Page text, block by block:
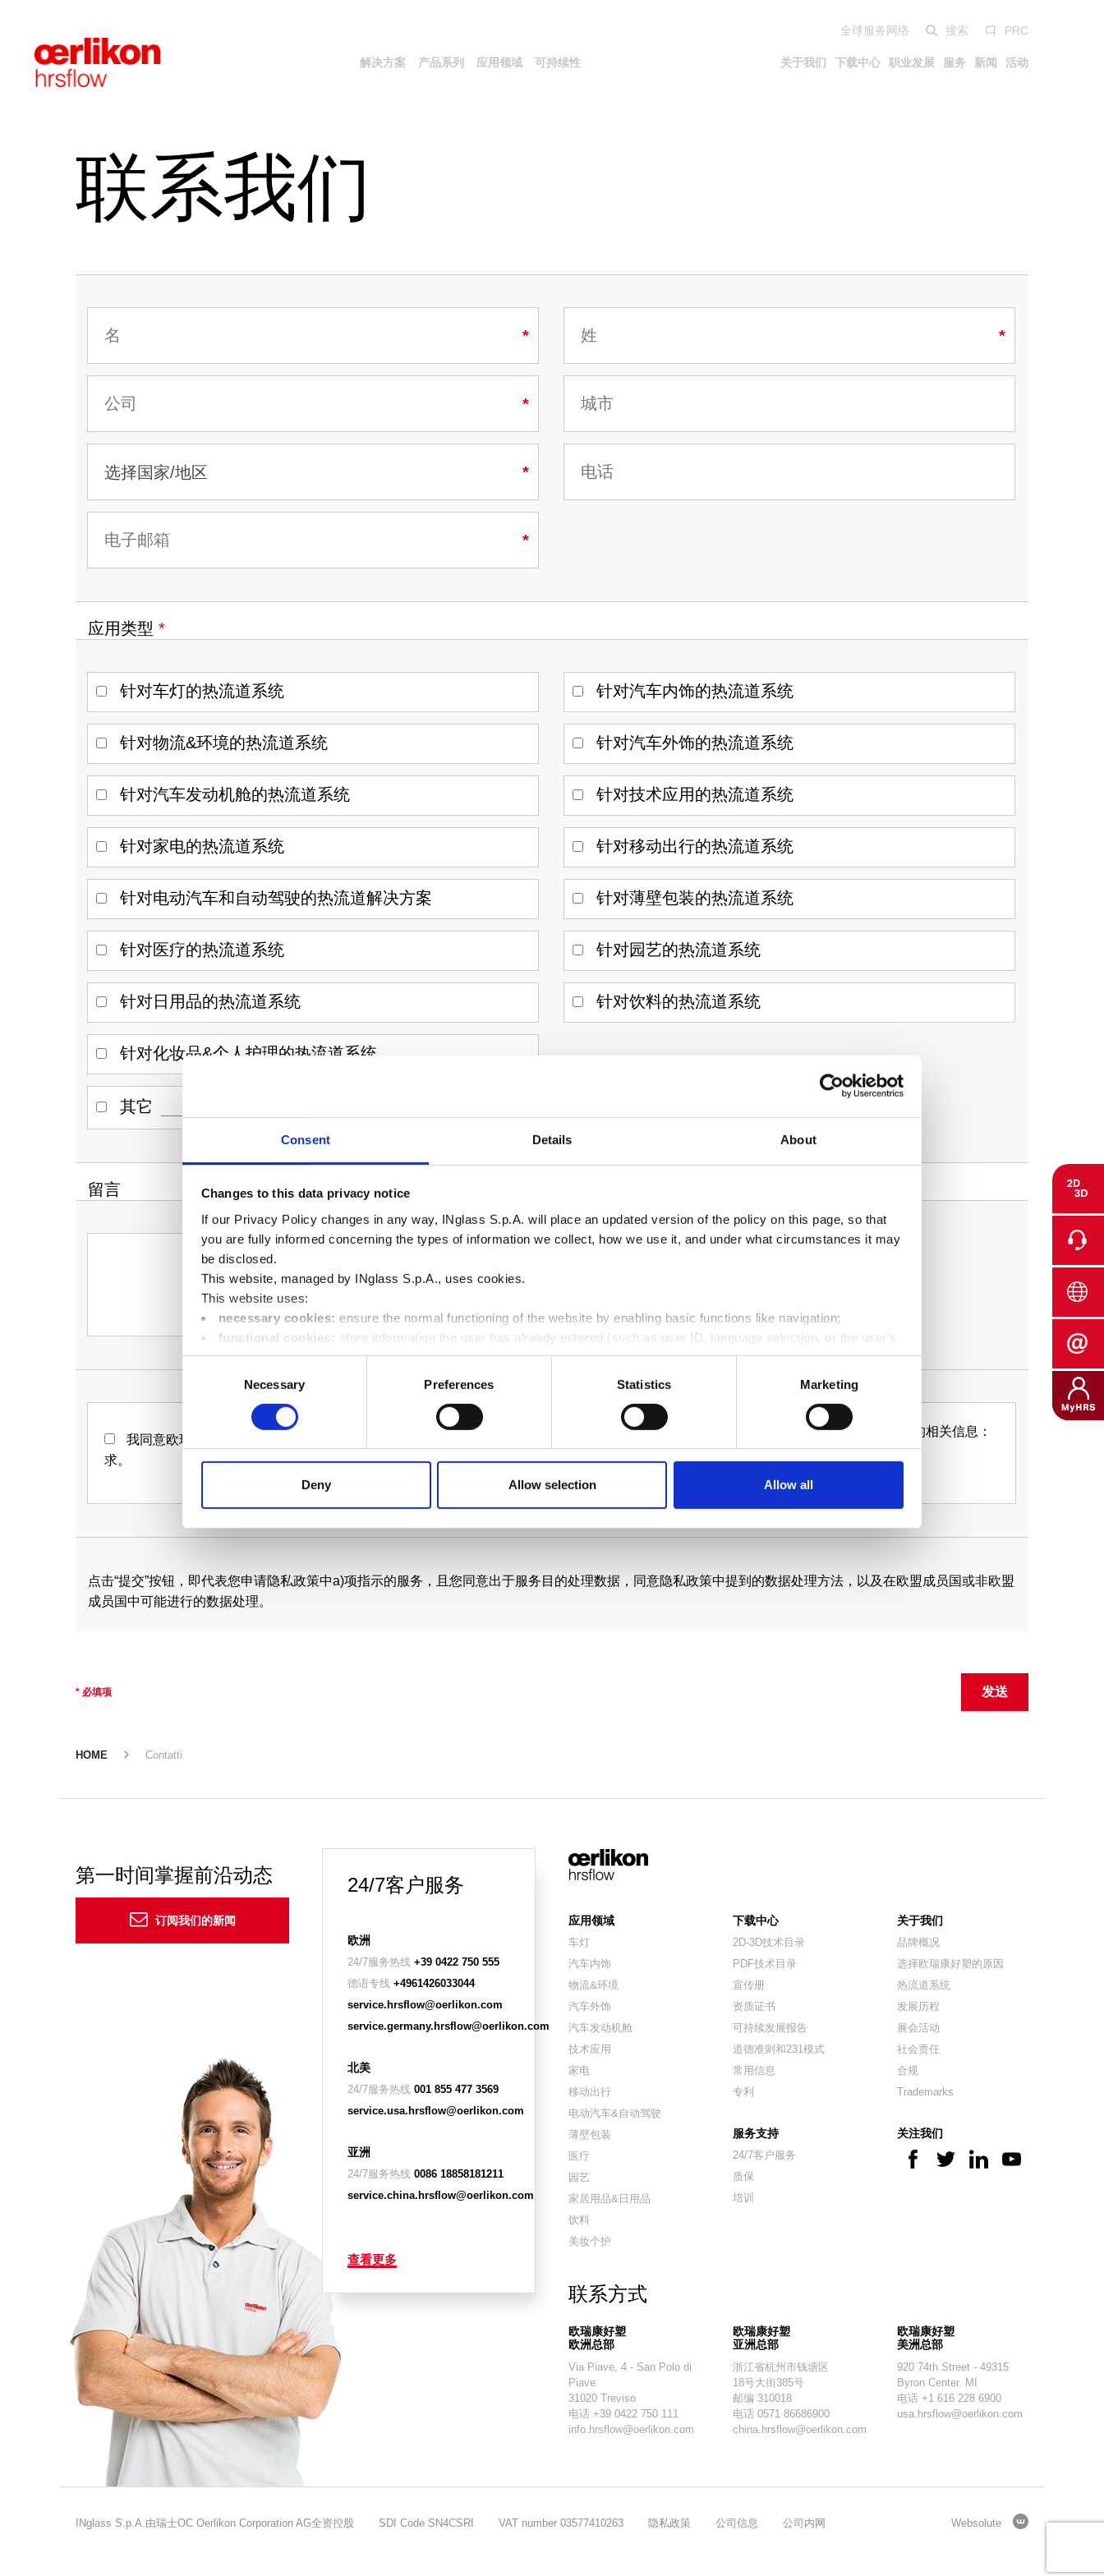
Consent Details About
Changes to this data privacy notice
If our Privacy Policy changes in any way, INglass S.p.A. will place an updated version of the policy on this page, so that
you are fully informed concerning the types of information we collect, how we use it, and under what circumstances it may
be disclosed.
This website, managed by INglass S.p.A., uses cookies.
This website uses:
necessary cookies: ensure the normal functioning of the website by enabling basic functions like navigation;
functional cookies: store information the user has already entered (such as user ID, language selection, or the user's
location);
performance cookies:
collect information on the usage of the website, e.g. number of visits, average duration of each
visit, pages called up in order to improve the user friendliness of our website;
marketing cookies:
enable web analytics services ("Google Analytics"), giving us insight into the behavior of website
Necessary Preferences Statistics Marketing
Deny Allow selection Allow all
全球服务网络 搜索 PRC
解决方案
FLEXflow HRS 电动方案
用于家族模的FLEXflow HRS
Fail Safe 保险型
T-Flow HRS和V-Flow HRS控制器
SLM技术
多腔系统
新！TECHflow HRS系列
Xd系列叠模系统
未来趋势 先进的模拟仿真 针阀式新概念
产品系列
面对面系统
针阀式整体单喷嘴
FLEXflow HRS 伺服针阀热流道系统
FLEXflow One HRS：量产过程中无需控
控制器
应用领域
汽车发动机舱 技术应用
电动汽车&自动驾驶 薄壁包装
可持续性 关于我们
展会活动 社会责任
下载中心
可持续发展报告 道德准则和231模式
职业发展 服务 新闻 活动
联系我们
应用类型 *
针对车灯的热流道系统 针对汽车内饰的热流道系统
针对物流&环境的热流道系统 针对汽车外饰的热流道系统
针对汽车发动机舱的热流道系统 针对技术应用的热流道系统
针对家电的热流道系统 针对移动出行的热流道系统
针对电动汽车和自动驾驶的热流道解决方案 针对薄壁包装的热流道系统
针对医疗的热流道系统 针对园艺的热流道系统
针对日用品的热流道系统 针对饮料的热流道系统
针对化妆品&个人护理的热流道系统
其它
留言
我同意欧瑞康好塑依照其
求。
如果您希望获取我们的产品/服务、行动举措、活动及调查的相关信息：
欢迎订阅我们的新闻
点击“提交”按钮，即代表您申请隐私政策中a)项指示的服务，且您同意出于服务目的处理数据，同意隐私政策中提到的数据处理方法，以及在欧盟成员国或非欧盟
成员国中可能进行的数据处理。
* 必填项 发送
HOME Contatti
第一时间掌握前沿动态
订阅我们的新闻
24/7客户服务
欧洲
24/7服务热线 +39 0422 750 555
德语专线 +4961426033044
service.hrsflow@oerlikon.com
service.germany.hrsflow@oerlikon.com
北美
24/7服务热线 001 855 477 3569
service.usa.hrsflow@oerlikon.com
亚洲
24/7服务热线 0086 18858181211
service.china.hrsflow@oerlikon.com
查看更多
应用领域
车灯
汽车内饰
物流&环境
汽车外饰
汽车发动机舱
技术应用
家电
移动出行
电动汽车&自动驾驶
薄壁包装
医疗
园艺
家居用品&日用品
饮料
美妆个护
下载中心
2D-3D技术目录
PDF技术目录
宣传册
资质证书
可持续发展报告
道德准则和231模式
常用信息
专利
服务支持
24/7客户服务
质保
培训
关于我们
品牌概况
选择欧瑞康好塑的原因
热流道系统
发展历程
展会活动
社会责任
合规
Trademarks
关注我们
联系方式
欧瑞康好塑
欧洲总部
Via Piave, 4 - San Polo di
Piave
31020 Treviso
电话 +39 0422 750 111
info.hrsflow@oerlikon.com
欧瑞康好塑
亚洲总部
浙江省杭州市钱塘区
18号大街385号
邮编 310018
电话 0571 86686900
china.hrsflow@oerlikon.com
欧瑞康好塑
美洲总部
920 74th Street - 49315
Byron Center. MI
电话 +1 616 228 6900
usa.hrsflow@oerlikon.com
INglass S.p.A.由瑞士OC Oerlikon Corporation AG全资控股 SDI Code SN4CSRI VAT number 03577410263 隐私政策 公司信息 公司内网 Websolute